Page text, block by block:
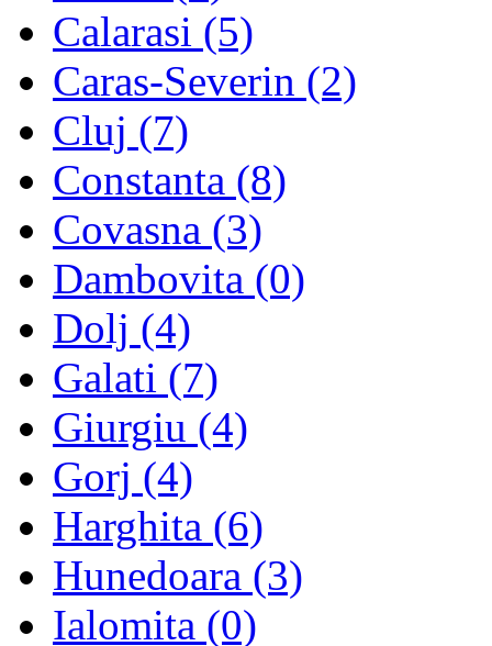
Calarasi (5)
Caras-Severin (2)
Cluj (7)
Constanta (8)
Covasna (3)
Dambovita (0)
Dolj (4)
Galati (7)
Giurgiu (4)
Gorj (4)
Harghita (6)
Hunedoara (3)
Ialomita (0)